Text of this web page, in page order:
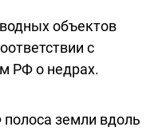
объектов
с
РФ о недрах.
земли вдоль